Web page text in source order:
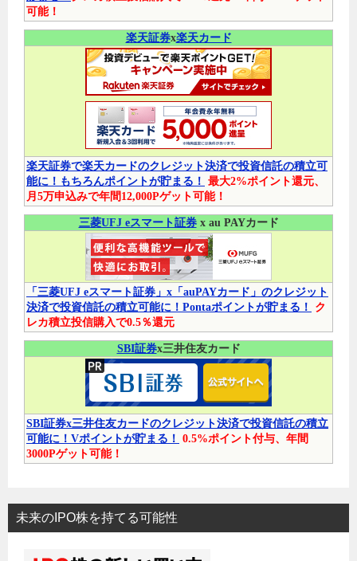
可能！
楽天証券x楽天カード
楽天証券で楽天カードのクレジット決済で投資信託の積立可
能に！もちろんポイントが貯まる！ 最大2%ポイント還元、
月5万申込みで年間12,000Pゲット可能！
三菱UFJ eスマート証券x au PAYカード
「三菱UFJ eスマート証券」x「auPAYカード」のクレジット
決済で投資信託の積立可能に！Pontaポイントが貯まる！
ク
レカ積立投信購入で0.5％還元
SBI証券x三井住友カード
SBI証券x三井住友カードのクレジット決済で投資信託の積立
可能に！Vポイントが貯まる！ 0.5%ポイント付与、年間
3000Pゲット可能！
未来のIPO株を持てる可能性